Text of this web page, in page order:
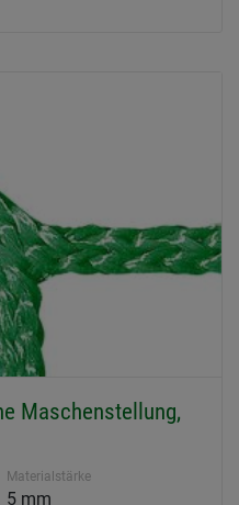
Maschenstellung,
Materialstärke
5 mm